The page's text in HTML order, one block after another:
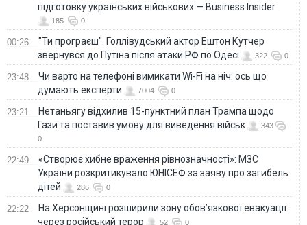
підготовку українських військових — Business Insider
185 0
00:26
"Ти програєш". Голлівудський актор Ештон Кутчер
звернувся до Путіна після атаки РФ по Одесі
322 0
23:48
Чи варто на телефонi вимикати Wi-Fi на ніч: ось що
думають експерти
7004 0
23:21
Нетаньягу відхилив 15-пунктний план Трампа щодо
Гази та поставив умову для виведення військ
343
0
22:49
«Створює хибне враження рівнозначності»: МЗС
України розкритикувало ЮНІСЕФ за заяву про загибель
дітей
286 0
22:22
На Херсонщині розширили зону обов’язкової евакуації
через російський терор
52 0